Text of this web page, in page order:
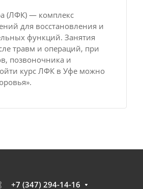
(ЛФК) — комплекс
для восстановления и
функций. Занятия
травм и операций, при
позвоночника и
курс ЛФК в Уфе можно
+7 (347) 294-14-16